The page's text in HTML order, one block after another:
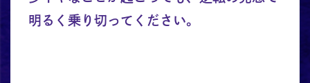
明るく乗り切ってください。